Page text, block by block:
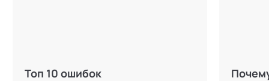
Топ 10 ошибок